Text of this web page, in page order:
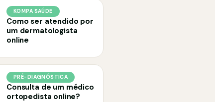
KOMPA SAÚDE
Como ser atendido por
um dermatologista
online
PRÉ-DIAGNÓSTICA
Consulta de um médico
ortopedista online?